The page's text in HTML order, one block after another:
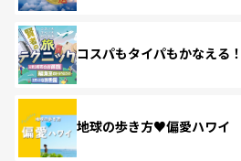
コスパもタイパもかなえる
地球の歩き方♥偏愛ハワイ